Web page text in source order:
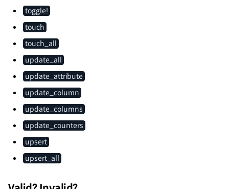
toggle!
touch
touch_all
update_all
update_attribute
update_column
update_columns
update_counters
upsert
upsert_all